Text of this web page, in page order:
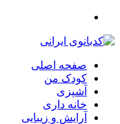
صفحه اصلی
کودک من
آشپزی
خانه داری
آرایش و زیبایی